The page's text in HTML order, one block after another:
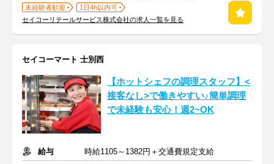
未経験者歓迎
1日4h以内可
セイコーリテールサービス株式会社の求人一覧を見る
セイコーマート 士別西
【ホットシェフの調理スタッフ】<
接客なし>で働きやすい♪簡単調理
で未経験も安心！週2~OK
給与
時給1105～1382円＋交通費規定支給